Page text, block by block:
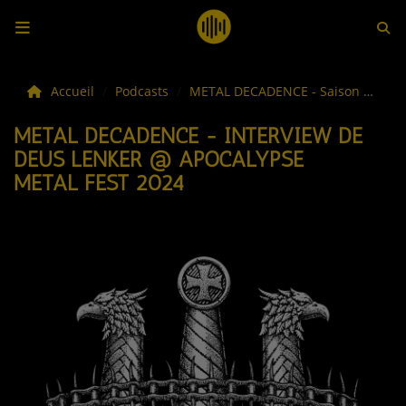
LES ACTUS
LA MUSIQUE
LES PLAYLISTS
LES EMISSIONS
LA GRILLE DES PROGRAMMES
TOUTES LES ÉMISSIONS
Accueil Podcasts METAL DECADENCE - Saison #16
METAL DECADENCE - INTERVIEW DE
DEUS LENKER @ APOCALYPSE
METAL FEST 2024